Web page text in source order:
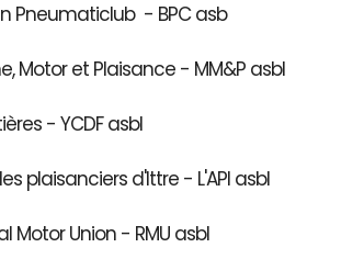
Pneumaticlub - BPC asb
Motor et Plaisance - MM&P asbl
Frontières - YCDF asbl
plaisanciers d'Ittre - L'API asbl
Motor Union - RMU asbl